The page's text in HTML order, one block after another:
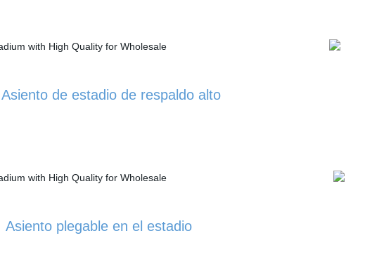
Asiento de estadio de respaldo alto
Asiento plegable en el estadio